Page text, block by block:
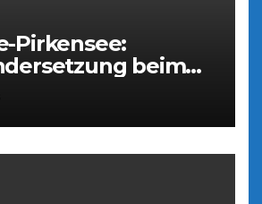
Pirkensee:
beim